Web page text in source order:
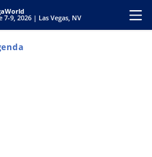
7-9, 2026 | Las Vegas, NV